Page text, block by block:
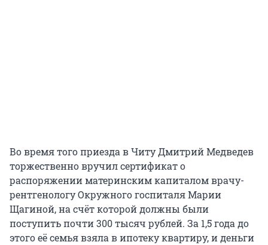
Во время того приезда в Читу Дмитрий Медведев
торжественно вручил сертификат о
распоряжении материнским капиталом врачу-
рентгенологу Окружного госпиталя Марии
Щагиной, на счёт которой должны были
поступить почти 300 тысяч рублей. За 1,5 года до
этого её семья взяла в ипотеку квартиру, и деньги